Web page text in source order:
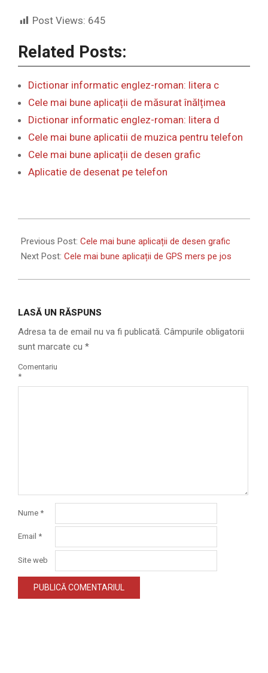
Post Views: 645
Related Posts:
Dictionar informatic englez-roman: litera c
Cele mai bune aplicații de măsurat înălțimea
Dictionar informatic englez-roman: litera d
Cele mai bune aplicatii de muzica pentru telefon
Cele mai bune aplicații de desen grafic
Aplicatie de desenat pe telefon
02-
05
Previous Post: Cele mai bune aplicații de desen grafic
Next Post: Cele mai bune aplicații de GPS mers pe jos
LASĂ UN RĂSPUNS
Adresa ta de email nu va fi publicată. Câmpurile obligatorii
sunt marcate cu *
Comentariu
*
Nume *
Email *
Site web